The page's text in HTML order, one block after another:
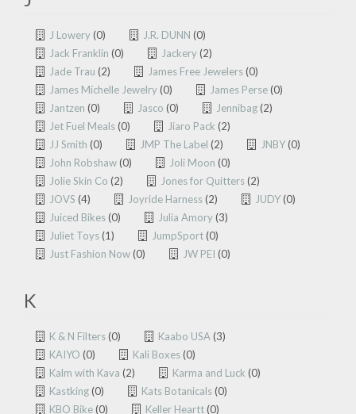
J Lowery(0) J.R. DUNN (0)
Jack Franklin (0) Jackery(2)
Jade Trau (2) James Free Jewelers(0)
James Michelle Jewelry(0) James Perse(0)
Jantzen (0) Jasco (0) Jennibag(2)
Jet Fuel Meals(0) Jiaro Pack (2)
JJ Smith (0) JMP The Label (2) JNBY(0)
John Robshaw(0) Joli Moon (0)
Jolie Skin Co (2) Jones for Quitters(2)
JOVS (4) Joyride Harness(2) JUDY(0)
Juiced Bikes(0) Julia Amory(3)
Juliet Toys(1) JumpSport(0)
Just Fashion Now(0) JW PEI (0)
K
K & N Filters(0) Kaabo USA (3)
KAIYO (0) Kali Boxes(0)
Kalm with Kava (2) Karma and Luck (0)
Kastking(0) Kats Botanicals(0)
KBO Bike(0) Keller Heartt(0)